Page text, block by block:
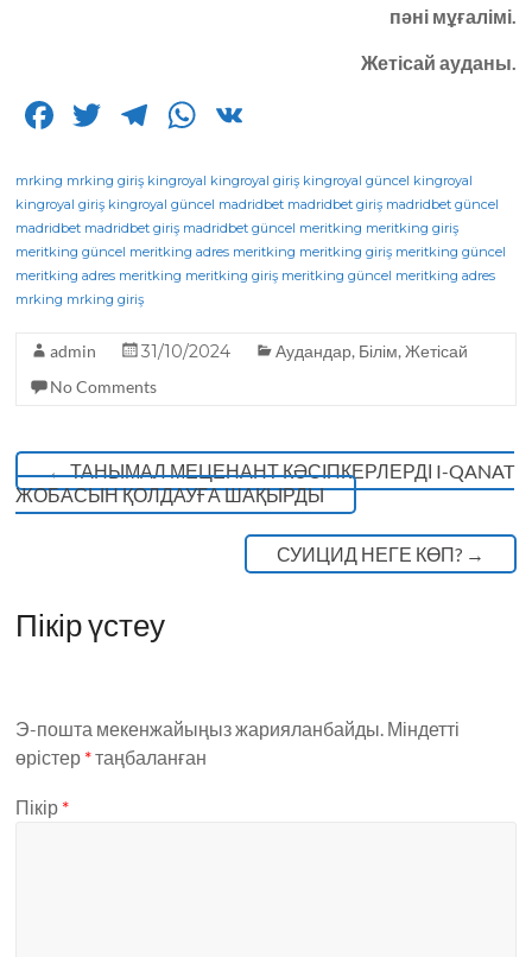
пәні мұғалімі.
Жетісай ауданы.
F
c
e
b
o
o
k
T
it
te
r
T
e
g
ra
W
a
ts
A
p
mrking mrking giriş kingroyal kingroyal giriş kingroyal güncel kingroyal
kingroyal giriş kingroyal güncel madridbet madridbet giriş madridbet güncel
madridbet madridbet giriş madridbet güncel meritking meritking giriş
meritking güncel meritking adres meritking meritking giriş meritking güncel
meritking adres meritking meritking giriş meritking güncel meritking adres
mrking mrking giriş
admin 31/10/2024 Аудандар, Білім,Жетісай
No Comments
←ТАНЫМАЛ МЕЦЕНАНТ КӘСІПКЕРЛЕРДІ I-QANAT
ЖОБАСЫН ҚОЛДАУҒА ШАҚЫРДЫ
СУИЦИД НЕГЕ КӨП? →
Пікір үстеу
Э-пошта мекенжайыңыз жарияланбайды. Міндетті
өрістер *таңбаланған
Пікір *